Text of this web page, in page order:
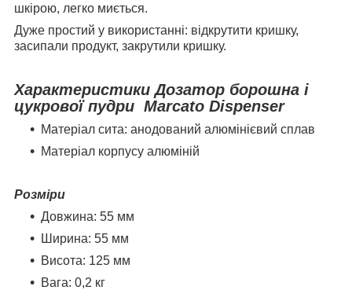
шкірою, легко миється.
Дуже простий у використанні: відкрутити кришку,
засипали продукт, закрутили кришку.
Характеристики Дозатор борошна і
цукрової пудри Marcato Dispenser
Матеріал сита: анодований алюмінієвий сплав
Матеріал корпусу алюміній
Розміри
Довжина: 55 мм
Ширина: 55 мм
Висота: 125 мм
Вага: 0,2 кг